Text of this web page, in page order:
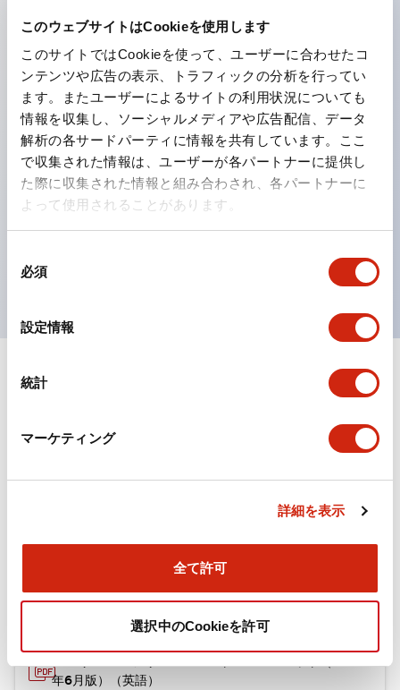
このウェブサイトはCookieを使用します
このサイトではCookieを使って、ユーザーに合わせたコ
ンテンツや広告の表示、トラフィックの分析を行ってい
ます。またユーザーによるサイトの利用状況についても
情報を収集し、ソーシャルメディアや広告配信、データ
解析の各サードパーティに情報を共有しています。ここ
で収集された情報は、ユーザーが各パートナーに提供し
た際に収集された情報と組み合わされ、各パートナーに
よって使用されることがあります。
必須
設定情報
統計
マーケティング
詳細を表示
全て許可
選択中のCookieを許可
フィンガープロテクション構造、ねじアップ端子構造、
保護構造IP20に対応したHW-U形コンタクトブロック
を搭載。
高電圧タイプのLED球が搭載可能になり、ダイレクト
タイプの定格使用電圧が最大240Vまで対応可能になり
ました。
ひとつで6色の役をこなすLED球（LSRD球）。これま
UL、CSA、TÜV、CCC認証品。
ドキュメントとファイル
年6月版）（日本語）
4.92MB
年6月版）（英語）